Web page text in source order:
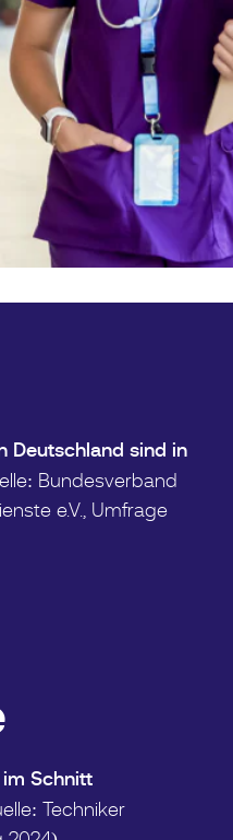
Deutschland sind in
Bundesverband
e.V., Umfrage
Schnitt
Techniker